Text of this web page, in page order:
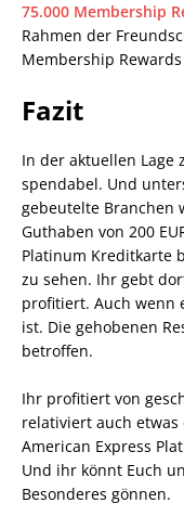
75.000 Membership
Rahmen der
Membership
Fazit
In der aktuellen Lage
spendabel. Und
gebeutelte Branchen
Guthaben von 200
Platinum Kreditkarte
zu sehen. Ihr gebt
profitiert. Auch wenn
ist. Die gehobenen
betroffen.
Ihr profitiert von
relativiert auch
American Express
Und ihr könnt Euch
Besonderes gönnen.